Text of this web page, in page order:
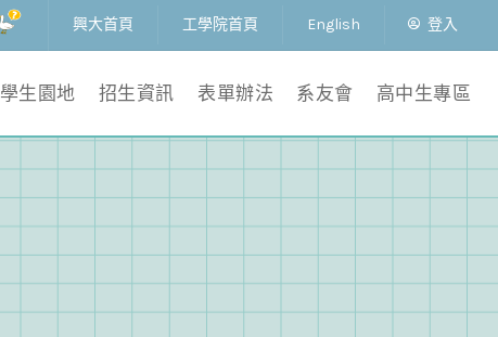
興大首頁 工學院首頁 English 登入
學生園地 招生資訊 表單辦法 系友會 高中生專區